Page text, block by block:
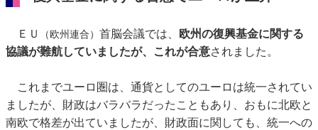
ＥＵ （欧州連合） 首脳会議では、
欧州の復興基金に関する
協議が難航していましたが、これが合意されました。
これまでユーロ圏は、通貨としてのユーロは統一されてい
ましたが、財政はバラバラだったこともあり、おもに北欧と
南欧で格差が出ていましたが、財政面に関しても、統一への